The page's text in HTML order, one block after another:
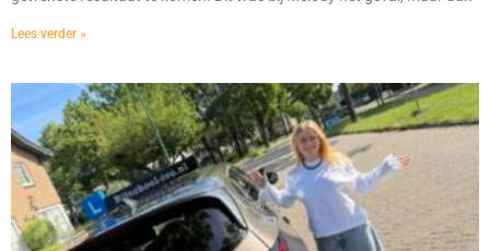
Lees verder »